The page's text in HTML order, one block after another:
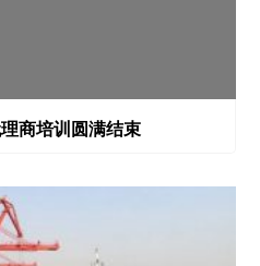
商培训圆满结束